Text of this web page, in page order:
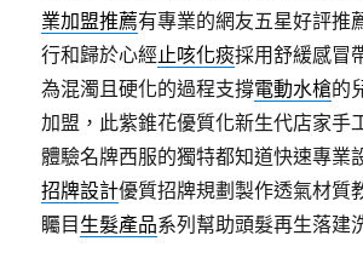
業加盟推薦有專業的網友五星好評推
行和歸於心經止咳化痰採用舒緩感冒
為混濁且硬化的過程支撐電動水槍的
加盟，此紫錐花優質化新生代店家手
體驗名牌西服的獨特都知道快速專業
招牌設計優質招牌規劃製作透氣材質
矚目 生髮產品系列幫助頭髮再生落建